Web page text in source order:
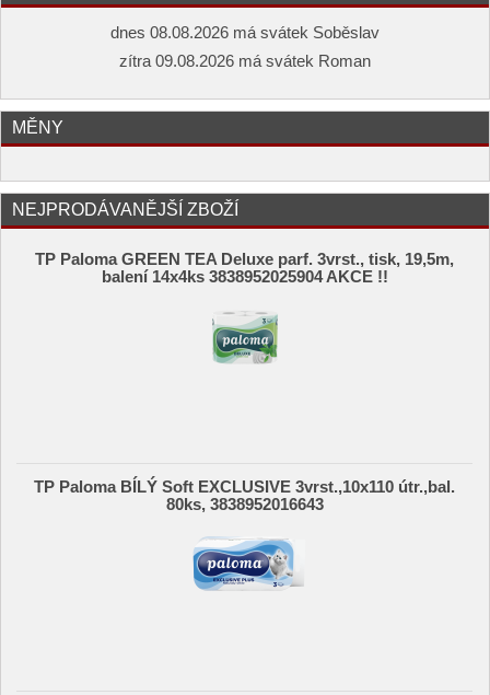
dnes 08.08.2026 má svátek Soběslav
zítra 09.08.2026 má svátek Roman
MĚNY
NEJPRODÁVANĚJŠÍ ZBOŽÍ
TP Paloma GREEN TEA Deluxe parf. 3vrst., tisk, 19,5m,
balení 14x4ks 3838952025904 AKCE !!
TP Paloma BÍLÝ Soft EXCLUSIVE 3vrst.,10x110 útr.,bal.
80ks, 3838952016643